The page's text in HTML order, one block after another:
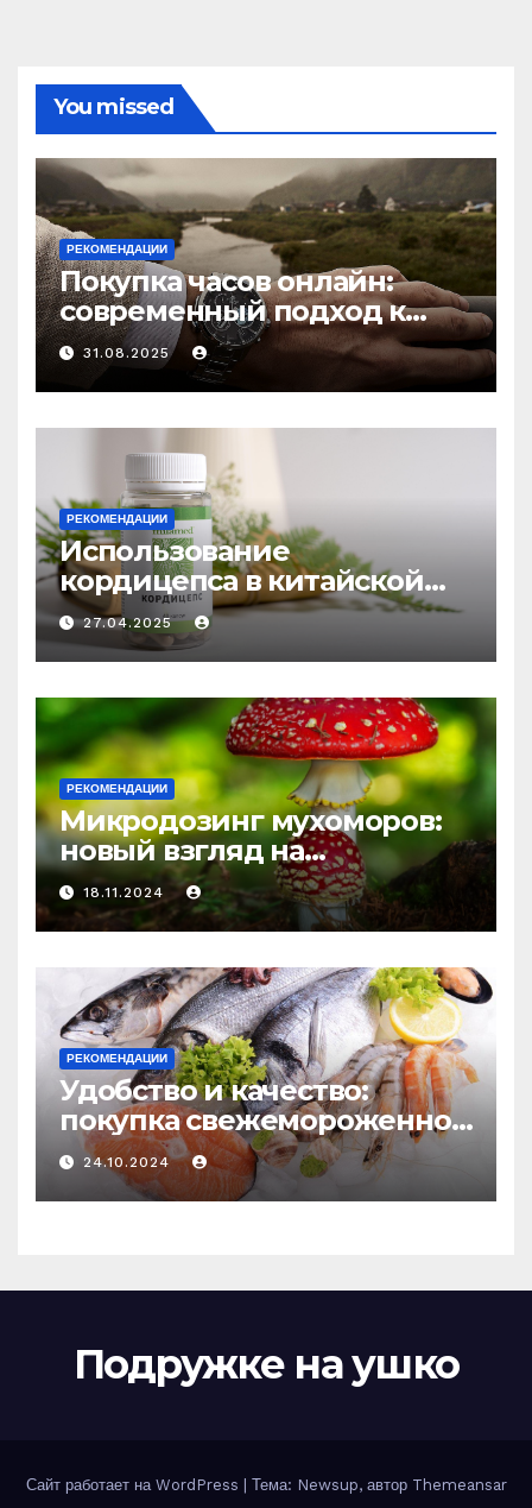
You missed
РЕКОМЕНДАЦИИ
Покупка часов онлайн:
современный подход к
выбору аксессуаров
31.08.2025
РЕКОМЕНДАЦИИ
Использование
кордицепса в китайской
медицине: природное
средство против усталости
и истощения
27.04.2025
РЕКОМЕНДАЦИИ
Микродозинг мухоморов:
новый взгляд на
психоделику
18.11.2024
РЕКОМЕНДАЦИИ
Удобство и качество:
покупка свежемороженной
рыбы онлайн
24.10.2024
Подружке на ушко
Сайт работает на WordPress Тема: Newsup, автор Themeansar